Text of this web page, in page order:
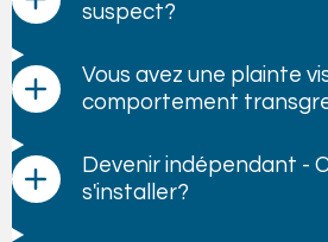
suspect?
Vous avez une plainte
comportement
Devenir indépendant -
s'installer?